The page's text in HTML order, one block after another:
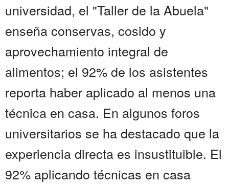
universidad, el "Taller de la Abuela"
enseña conservas, cosido y
aprovechamiento integral de
alimentos; el 92% de los asistentes
reporta haber aplicado al menos una
técnica en casa. En algunos foros
universitarios se ha destacado que la
experiencia directa es insustituible. El
92% aplicando técnicas en casa